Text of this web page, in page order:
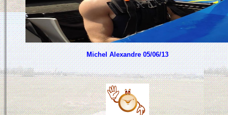
Michel Alexandre 05/06/13